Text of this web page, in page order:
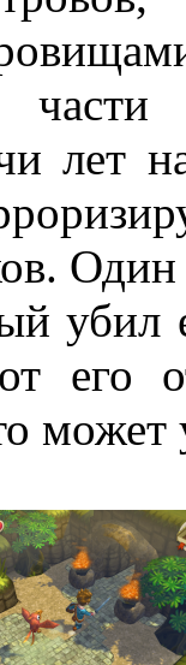
лет
убил
его
может